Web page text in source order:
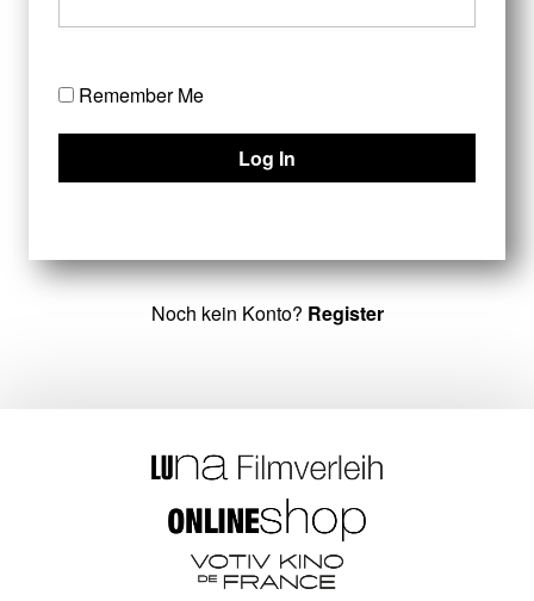
Remember Me
Noch kein Konto? Register